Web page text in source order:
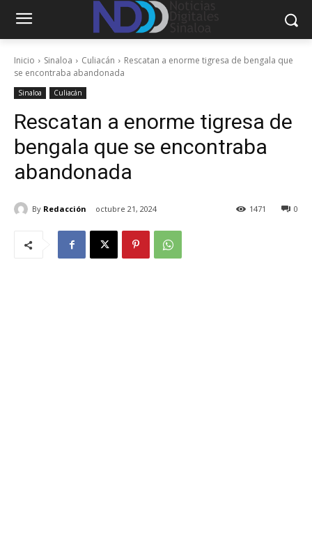
Inicio Sinaloa Culiacán
Rescatan a enorme tigresa de bengala que
se encontraba abandonada
Sinaloa Culiacán
Rescatan a enorme tigresa de
bengala que se encontraba
abandonada
By Redacción octubre 21, 2024 0
1471